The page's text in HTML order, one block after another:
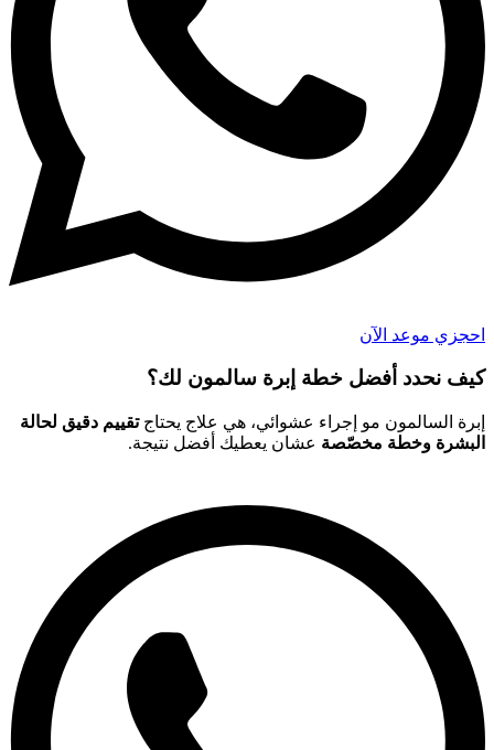
احجزي موعد الآن
كيف نحدد أفضل خطة إبرة سالمون لك؟
إبرة السالمون مو إجراء عشوائي، هي علاج يحتاجتقييم دقيق لحالة
البشرة وخطة مخصّصة عشان يعطيك أفضل نتيجة.